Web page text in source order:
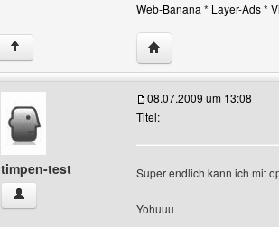
Web-Banana * Layer-Ads*
↑ Website dieses
timpen-test
timpen-test Benutzer-Profile anzeigen
08.07.2009 um 13:08
Titel:
Super endlich kann ich mit
Yohuuu